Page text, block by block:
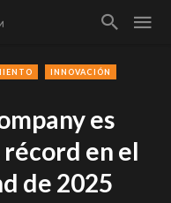
INNOVACIÓN
es
récord en el
de 2025